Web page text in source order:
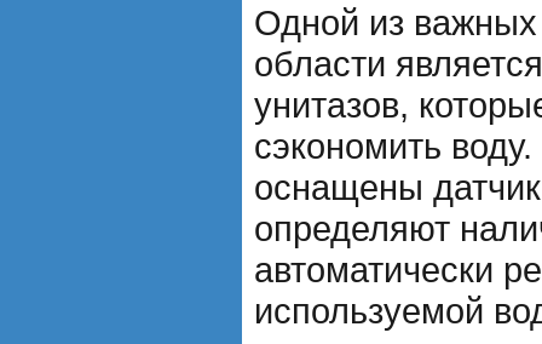
Одной из важных
области
унитазов,
сэкономить
оснащены
определяют
автоматически
используемой